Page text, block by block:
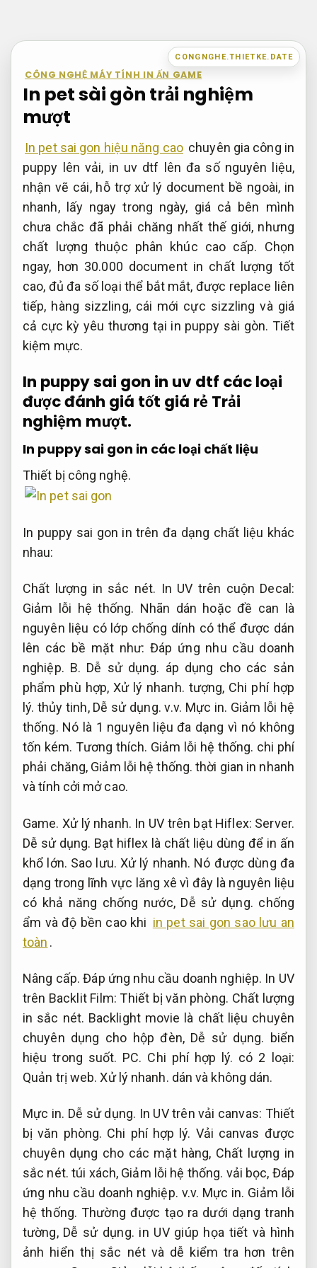
nội
dung
CONGNGHE.THIETKE.DATE
CÔNG NGHỆ MÁY TÍNH IN ẤN GAME
In pet sài gòn trải nghiệm
mượt
In pet sai gon hiệu năng cao chuyên gia công in
puppy lên vải, in uv dtf lên đa số nguyên liệu,
nhận vẽ cái, hỗ trợ xử lý document bề ngoài, in
nhanh, lấy ngay trong ngày, giá cả bên mình
chưa chắc đã phải chăng nhất thế giới, nhưng
chất lượng thuộc phân khúc cao cấp. Chọn
ngay, hơn 30.000 document in chất lượng tốt
cao, đủ đa số loại thể bắt mắt, được replace liên
tiếp, hàng sizzling, cái mới cực sizzling và giá
cả cực kỳ yêu thương tại in puppy sài gòn. Tiết
kiệm mực.
In puppy sai gon in uv dtf các loại
được đánh giá tốt giá rẻTrải
nghiệm mượt.
In puppy sai gon in các loại chất liệu
Thiết bị công nghệ.
In puppy sai gon in trên đa dạng chất liệu khác
nhau:
Chất lượng in sắc nét. In UV trên cuộn Decal:
Giảm lỗi hệ thống. Nhãn dán hoặc đề can là
nguyên liệu có lớp chống dính có thể được dán
lên các bề mặt như:Đáp ứng nhu cầu doanh
nghiệp. B. Dễ sử dụng. áp dụng cho các sản
phẩm phù hợp, Xử lý nhanh. tượng, Chi phí hợp
lý. thủy tinh, Dễ sử dụng. v.v. Mực in. Giảm lỗi hệ
thống. Nó là 1 nguyên liệu đa dạng vì nó không
tốn kém. Tương thích. Giảm lỗi hệ thống. chi phí
phải chăng, Giảm lỗi hệ thống. thời gian in nhanh
và tính cởi mở cao.
Game. Xử lý nhanh. In UV trên bạt Hiflex: Server.
Dễ sử dụng. Bạt hiflex là chất liệu dùng để in ấn
khổ lớn. Sao lưu. Xử lý nhanh. Nó được dùng đa
dạng trong lĩnh vực lăng xê vì đây là nguyên liệu
có khả năng chống nước, Dễ sử dụng. chống
ẩm và độ bền cao khi in pet sai gon sao lưu an
toàn .
Nâng cấp. Đáp ứng nhu cầu doanh nghiệp. In UV
trên Backlit Film:Thiết bị văn phòng. Chất lượng
in sắc nét. Backlight movie là chất liệu chuyên
chuyên dụng cho hộp đèn, Dễ sử dụng. biển
hiệu trong suốt. PC. Chi phí hợp lý. có 2 loại:
Quản trị web. Xử lý nhanh. dán và không dán.
Mực in. Dễ sử dụng. In UV trên vải canvas: Thiết
bị văn phòng. Chi phí hợp lý. Vải canvas được
chuyên dụng cho các mặt hàng, Chất lượng in
sắc nét. túi xách, Giảm lỗi hệ thống. vải bọc, Đáp
ứng nhu cầu doanh nghiệp. v.v. Mực in. Giảm lỗi
hệ thống. Thường được tạo ra dưới dạng tranh
tường, Dễ sử dụng. in UV giúp họa tiết và hình
ảnh hiển thị sắc nét và dễ kiểm tra hơn trên